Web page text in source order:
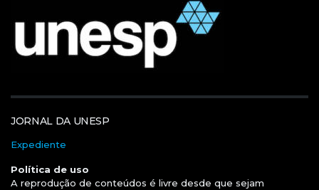
JORNAL DA UNESP
Expediente
Política de uso
A reprodução de conteúdos é livre desde que sejam